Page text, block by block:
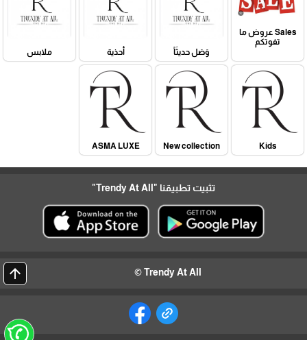
Sales عروض ما
تفوتكم
وَصَل حديثَاً
أحذية ملابس
Kids
New collection
ASMA LUXE
تثبيت تطبيقنا "Trendy At All"
Trendy At All ©
arrow_upward